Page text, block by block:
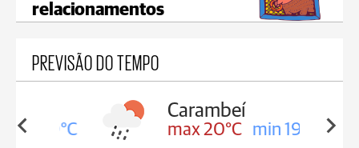
relacionamentos
PREVISÃO DO TEMPO
19°C
Carambeí
max 20°C min 19°C